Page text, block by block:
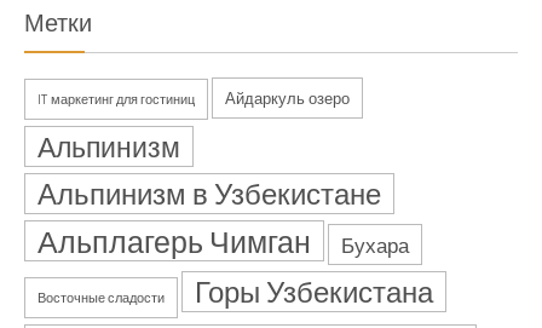
Метки
IT маркетинг для гостиниц Айдаркуль озеро
Альпинизм
Альпинизм в Узбекистане
Альплагерь Чимган Бухара
Восточные сладости Горы Узбекистана